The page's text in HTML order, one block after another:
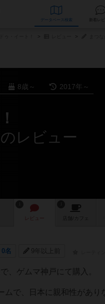
データベース
8歳～ 2017年～
レビュー
レビュー 店舗/ カフェ
0名 9年以上前
、ゲムマ神戸にて購入。
ムで、日本に親和性があり